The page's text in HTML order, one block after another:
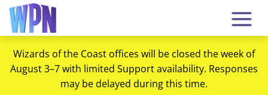
Wizards of the Coast offices will be closed the week of
August 3–7 with limited Support availability. Responses
may be delayed during this time.